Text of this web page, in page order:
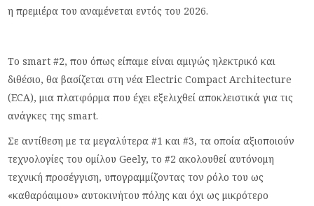
η πρεμιέρα του αναμένεται εντός του 2026.
Το smart #2, που όπως είπαμε είναι αμιγώς ηλεκτρικό και
διθέσιο, θα βασίζεται στη νέα Electric Compact Architecture
(ECA), μια πλατφόρμα που έχει εξελιχθεί αποκλειστικά για τις
ανάγκες της smart.
Σε αντίθεση με τα μεγαλύτερα #1 και #3, τα οποία αξιοποιούν
τεχνολογίες του ομίλου Geely, το #2 ακολουθεί αυτόνομη
τεχνική προσέγγιση, υπογραμμίζοντας τον ρόλο του ως
«καθαρόαιμου» αυτοκινήτου πόλης και όχι ως μικρότερο